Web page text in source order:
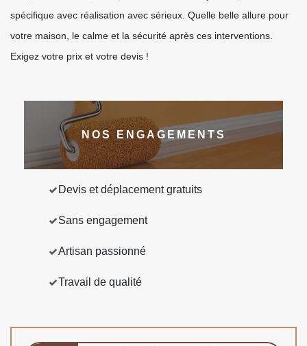
spécifique avec réalisation avec sérieux. Quelle belle allure pour
votre maison, le calme et la sécurité après ces interventions.
Exigez votre prix et votre devis !
NOS ENGAGEMENTS
Devis et déplacement gratuits
Sans engagement
Artisan passionné
Travail de qualité